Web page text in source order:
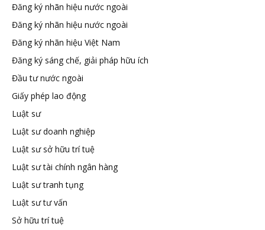
hữu
tuệ
Đăng ký nhãn hiệu nước ngoài
Đăng ký nhãn hiệu nước ngoài
Đăng ký nhãn hiệu Việt Nam
Đăng ký sáng chế, giải pháp hữu ích
Đầu tư nước ngoài
Giấy phép lao động
Luật sư
Luật sư doanh nghiệp
Luật sư sở hữu trí tuệ
Luật sư tài chính ngân hàng
Luật sư tranh tụng
Luật sư tư vấn
Sở hữu trí tuệ